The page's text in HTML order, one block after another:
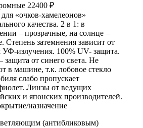
22400 ₽
«очков-хамелеонов»
качества. 2 в 1: в
– прозрачные, на солнце –
Степень затемнения зависит от
УФ-излучения. 100% UV- защита.
защита от синего света. Не
в машине, т.к. лобовое стекло
слабо пропускает
Линзы от ведущих
и японских производителей.
назначение
(антибликовым)